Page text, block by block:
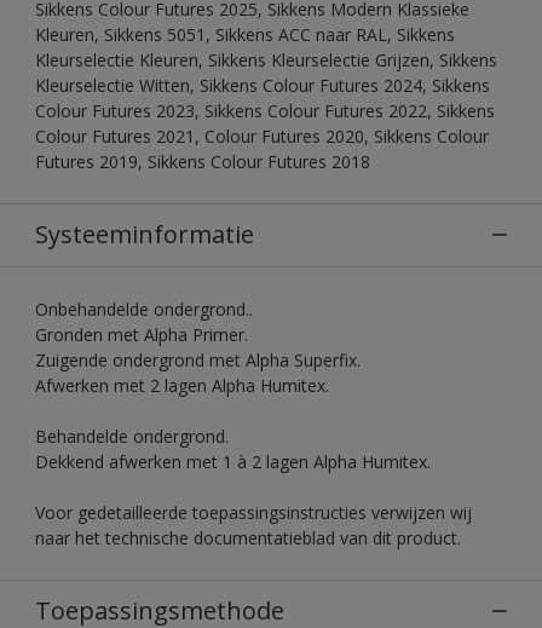
Sikkens Colour Futures 2025, Sikkens Modern Klassieke
Kleuren, Sikkens 5051, Sikkens ACC naar RAL, Sikkens
Kleurselectie Kleuren, Sikkens Kleurselectie Grijzen, Sikkens
Kleurselectie Witten, Sikkens Colour Futures 2024, Sikkens
Colour Futures 2023, Sikkens Colour Futures 2022, Sikkens
Colour Futures 2021, Colour Futures 2020, Sikkens Colour
Futures 2019, Sikkens Colour Futures 2018
Systeeminformatie
Onbehandelde ondergrond..
Gronden met Alpha Primer.
Zuigende ondergrond met Alpha Superfix.
Afwerken met 2 lagen Alpha Humitex.
Behandelde ondergrond.
Dekkend afwerken met 1 à 2 lagen Alpha Humitex.
Voor gedetailleerde toepassingsinstructies verwijzen wij
naar het technische documentatieblad van dit product.
Toepassingsmethode